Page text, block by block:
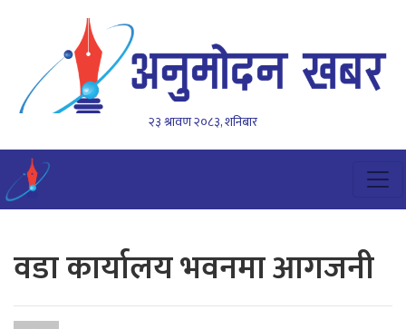
२३ श्रावण २०८३, शनिबार
वडा कार्यालय भवनमा आगजनी